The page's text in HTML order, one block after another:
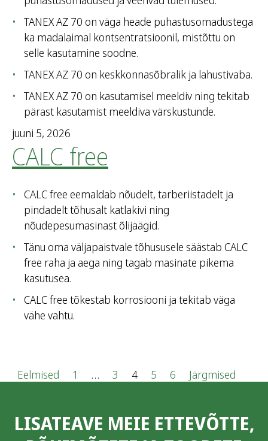
TANEX AZ 70 on väga heade puhastusomadustega
ka madalaimal kontsentratsioonil, mistõttu on
selle kasutamine soodne.
TANEX AZ 70 on keskkonnasõbralik ja lahustivaba.
TANEX AZ 70 on kasutamisel meeldiv ning tekitab
pärast kasutamist meeldiva värskustunde.
juuni 5, 2026
CALC free
CALC free eemaldab nõudelt, tarberiistadelt ja
pindadelt tõhusalt katlakivi ning
nõudepesumasinast õlijäägid.
Tänu oma väljapaistvale tõhususele säästab CALC
free raha ja aega ning tagab masinate pikema
kasutusea.
CALC free tõkestab korrosiooni ja tekitab väga
vähe vahtu.
P
s
Eelmised 1 … 3 4 5 6 Järgmised
LISATEAVE MEIE ETTEVÕTTE,